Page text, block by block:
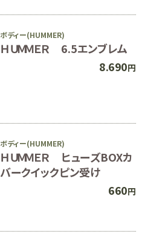
ボディー(HUMMER)
ＨＵＭＭＥＲ 6.5エンブレム
8.690円
ボディー(HUMMER)
ＨＵＭＭＥＲ ヒューズBOXカ
バークイックピン受け
660円